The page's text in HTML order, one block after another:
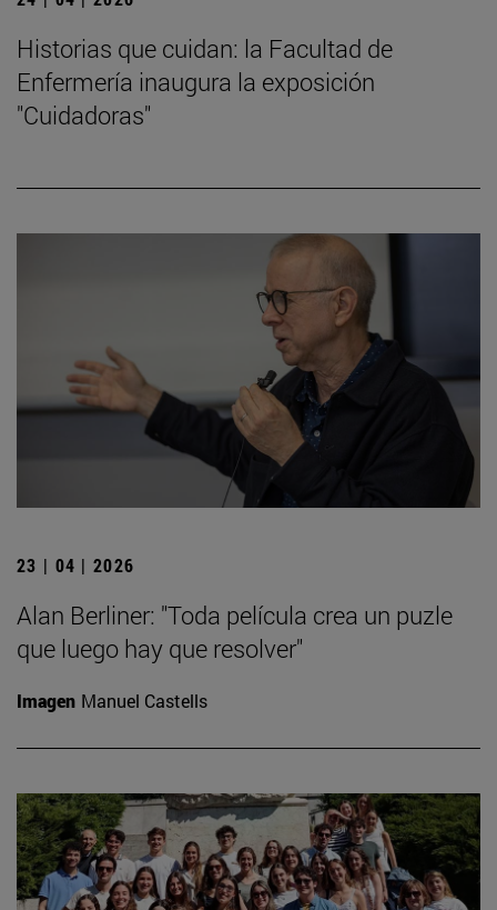
Historias que cuidan: la Facultad de
Enfermería inaugura la exposición
"Cuidadoras"
23 | 04 | 2026
Alan Berliner: "Toda película crea un puzle
que luego hay que resolver"
Imagen Manuel Castells